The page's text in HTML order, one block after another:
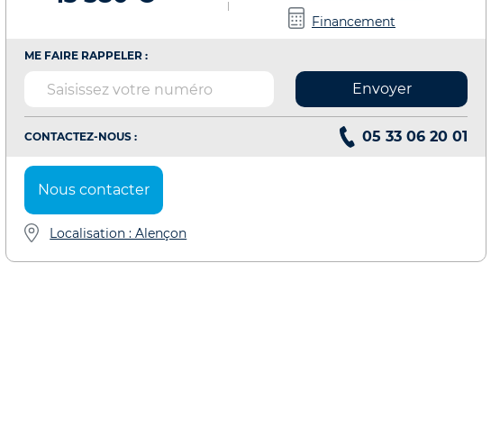
Financement
ME FAIRE RAPPELER :
Envoyer
CONTACTEZ-NOUS : 05 33 06 20 01
Nous contacter
Localisation : Alençon